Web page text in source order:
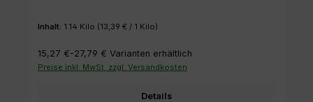
Inhalt: 1.14 Kilo (13,39 € / 1 Kilo)
15,27 €-27,79 € Varianten erhältlich
Preise inkl. MwSt. zzgl. Versandkosten
Details